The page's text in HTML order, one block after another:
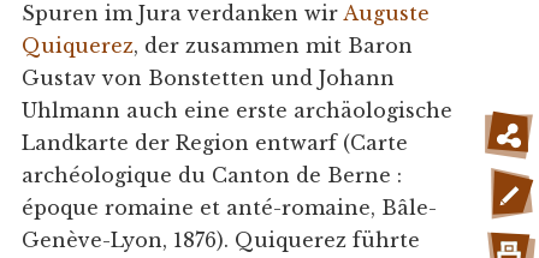
Spuren im Jura verdanken wir Auguste
Quiquerez, der zusammen mit Baron
Gustav von Bonstetten und Johann
Uhlmann auch eine erste archäologische
Landkarte der Region entwarf (Carte
archéologique du Canton de Berne :
époque romaine et anté-romaine, Bâle-
Genève-Lyon, 1876). Quiquerez führte